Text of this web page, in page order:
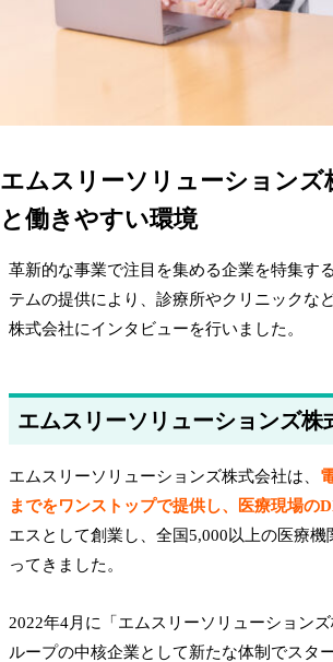
エムスリーソリューションズ
と働きやすい環境
革新的な事業で注目を集める企業を特集す
テムの提供により、診療所やクリニックな
株式会社にインタビューを行いました。
エムスリーソリューションズ
エムスリーソリューションズ株式会社は、
までをワンストップで提供し、医療現場の
エスとして創業し、全国5,000以上の医療
ってきました。
2022年4月に「エムスリーソリューション
ループの中核企業として新たな体制でスタ